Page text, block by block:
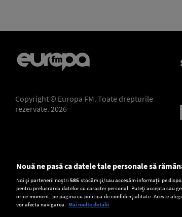
Copyright © Europa FM. Toate drepturile
rezervate. 2026
Setări:
Dark Mode
Nouă ne pasă ca datele tale personale să
Noi și partenerii noștri585 stocăm și/sau accesăm informații pe
pentru prelucrarea datelor cu caracter personal. Puteți accepta sau
orice moment, pe pagina cu politica de confidențialitate. Aceste
vor afecta navigarea. Mai multe detalii